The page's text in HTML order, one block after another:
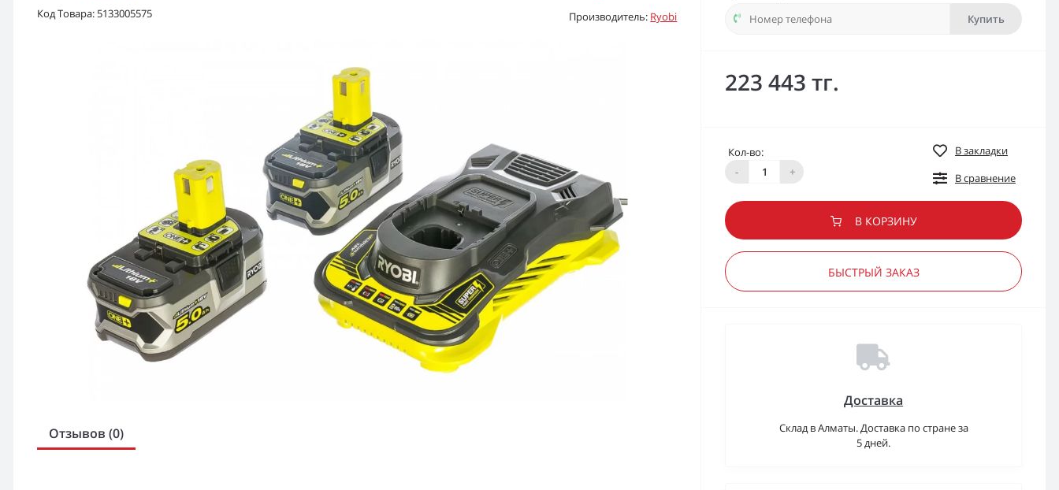
Код Товара: 5133005575
Производитель: Ryobi
Отзывов (0)
Купить
223 443 тг.
Кол-во:
-
+
В закладки
В сравнение
В КОРЗИНУ
БЫСТРЫЙ ЗАКАЗ
Доставка
Склад в Алматы. Доставка по стране за
5 дней.